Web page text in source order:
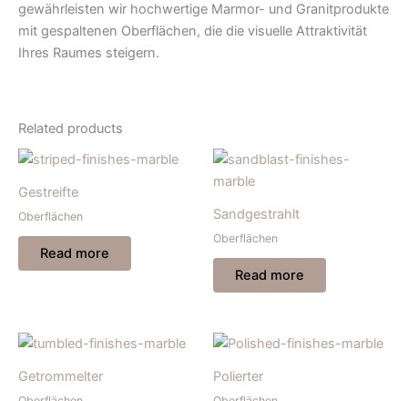
gewährleisten wir hochwertige Marmor- und Granitprodukte
mit gespaltenen Oberflächen, die die visuelle Attraktivität
Ihres Raumes steigern.
Related products
Gestreifte
Oberflächen
Read more
Sandgestrahlt
Oberflächen
Read more
Getrommelter Polierter